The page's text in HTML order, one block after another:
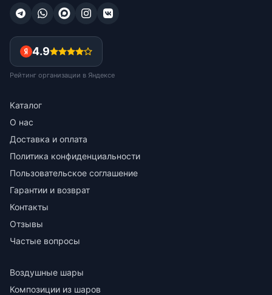
4.9
Рейтинг организации в Яндексе
Каталог
О нас
Доставка и оплата
Политика конфиденциальности
Пользовательское соглашение
Гарантии и возврат
Контакты
Отзывы
Частые вопросы
Воздушные шары
Композиции из шаров